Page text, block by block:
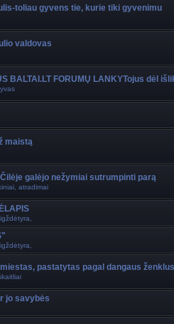
toliau gyvens tie, kurie tiki gyvenimu
valdovas
BALTAI.LT FORUMŲ LANKYTojus dėl
maistą
galėjo nežymiai sutrumpinti parą
atradimai
pastatytas pagal dangaus ženklus
jo savybės